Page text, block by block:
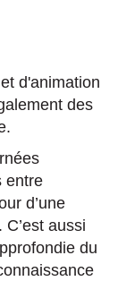
d'animation
des
entre
d’une
C’est aussi
du